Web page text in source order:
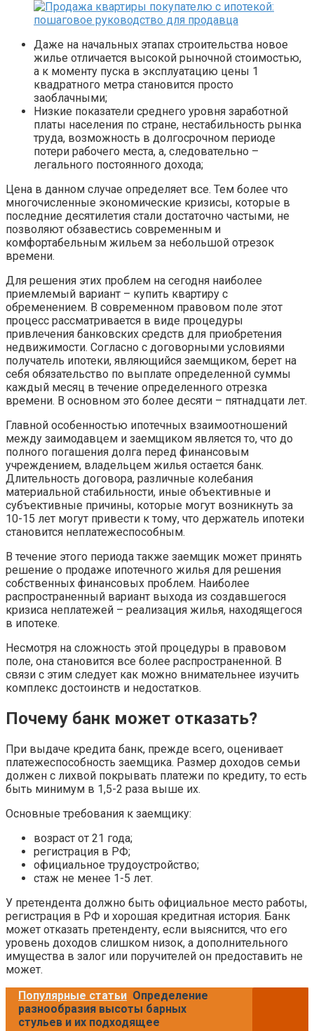
Даже на начальных этапах строительства новое
жилье отличается высокой рыночной стоимостью,
а к моменту пуска в эксплуатацию цены 1
квадратного метра становится просто
заоблачными;
Низкие показатели среднего уровня заработной
платы населения по стране, нестабильность рынка
труда, возможность в долгосрочном периоде
потери рабочего места, а, следовательно –
легального постоянного дохода;
Цена в данном случае определяет все. Тем более что
многочисленные экономические кризисы, которые в
последние десятилетия стали достаточно частыми, не
позволяют обзавестись современным и
комфортабельным жильем за небольшой отрезок
времени.
Для решения этих проблем на сегодня наиболее
приемлемый вариант – купить квартиру с
обременением. В современном правовом поле этот
процесс рассматривается в виде процедуры
привлечения банковских средств для приобретения
недвижимости. Согласно с договорными условиями
получатель ипотеки, являющийся заемщиком, берет на
себя обязательство по выплате определенной суммы
каждый месяц в течение определенного отрезка
времени. В основном это более десяти – пятнадцати лет.
Главной особенностью ипотечных взаимоотношений
между заимодавцем и заемщиком является то, что до
полного погашения долга перед финансовым
учреждением, владельцем жилья остается банк.
Длительность договора, различные колебания
материальной стабильности, иные объективные и
субъективные причины, которые могут возникнуть за
10-15 лет могут привести к тому, что держатель ипотеки
становится неплатежеспособным.
В течение этого периода также заемщик может принять
решение о продаже ипотечного жилья для решения
собственных финансовых проблем. Наиболее
распространенный вариант выхода из создавшегося
кризиса неплатежей – реализация жилья, находящегося
в ипотеке.
Несмотря на сложность этой процедуры в правовом
поле, она становится все более распространенной. В
связи с этим следует как можно внимательнее изучить
комплекс достоинств и недостатков.
Почему банк может отказать?
При выдаче кредита банк, прежде всего, оценивает
платежеспособность заемщика. Размер доходов семьи
должен с лихвой покрывать платежи по кредиту, то есть
быть минимум в 1,5-2 раза выше их.
Основные требования к заемщику:
возраст от 21 года;
регистрация в РФ;
официальное трудоустройство;
стаж не менее 1-5 лет.
У претендента должно быть официальное место работы,
регистрация в РФ и хорошая кредитная история. Банк
может отказать претенденту, если выяснится, что его
уровень доходов слишком низок, а дополнительного
имущества в залог или поручителей он предоставить не
может.
Популярные статьи Определение
разнообразия высоты барных
стульев и их подходящее